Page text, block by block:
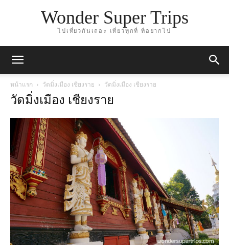
Wonder Super Trips
ไปเที่ยวกันเถอะ เที่ยวทุกที่ ที่อยากไป
หน้าแรก วัดมิ่งเมือง เชียงราย วัดมิ่งเมือง เชียงราย
วัดมิ่งเมือง เชียงราย